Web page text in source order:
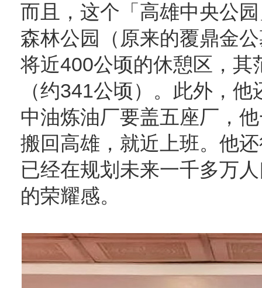
而且，这个「高雄中央公
森林公园（原来的覆鼎金
将近400公顷的休憩区，
（约341公顷）。此外，
中油炼油厂要盖五座厂，
搬回高雄，就近上班。他
已经在规划未来一千多万
的荣耀感。